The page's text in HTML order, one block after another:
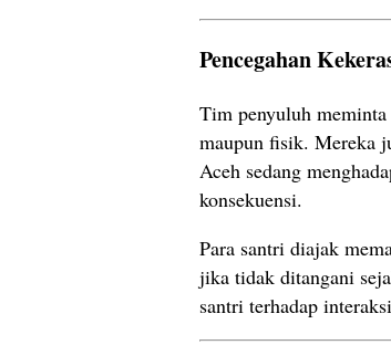
Pencegahan
Tim penyuluh
maupun fisik. Mereka
Aceh sedang
konsekuensi.
Para santri diajak
jika tidak ditangani
santri terhadap